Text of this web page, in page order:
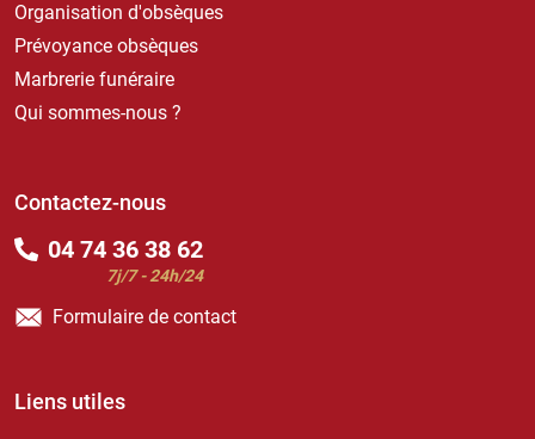
Organisation d'obsèques
Prévoyance obsèques
Marbrerie funéraire
Qui sommes-nous ?
Contactez-nous
04 74 36 38 62
7j/7 - 24h/24
Formulaire de contact
Liens utiles